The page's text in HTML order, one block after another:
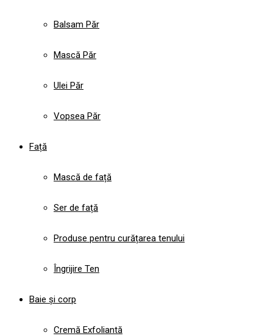
Balsam Păr
Mască Păr
Ulei Păr
Vopsea Păr
Față
Mască de față
Ser de față
Produse pentru curățarea tenului
Îngrijire Ten
Baie și corp
Cremă Exfoliantă